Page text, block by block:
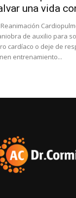
una vida
Reanimación
de auxilio para
cardíaco o deje de
entrenamiento...